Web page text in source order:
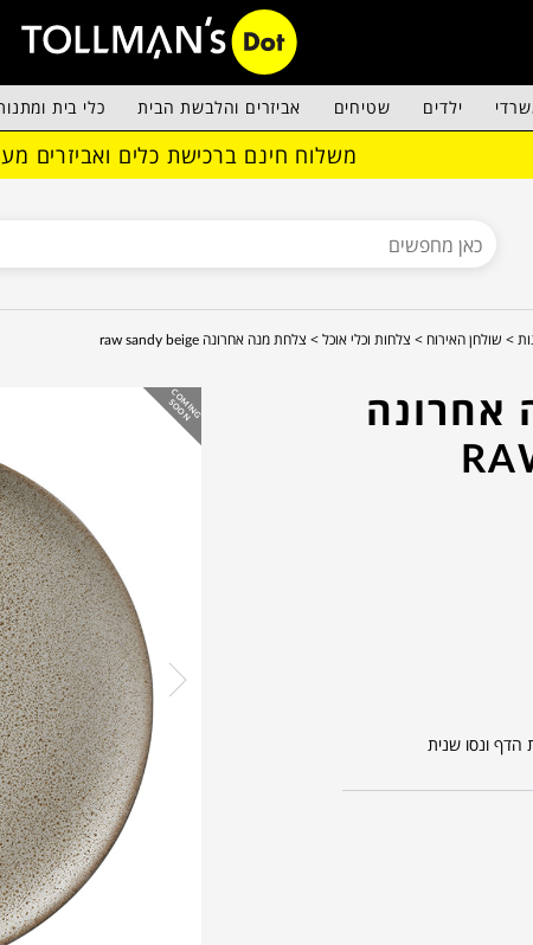
ילדים שטיחים אביזרים והלבשת הבית כלי בית
משלוח חינם ברכישת כלים ואביזרים
> שולחן האירוח > צלחות וכלי אוכל > צלחת מנה אחרונה raw sandy beige
אחרונה
ונסו שנית
C
O
M
IN
G
S
O
O
N